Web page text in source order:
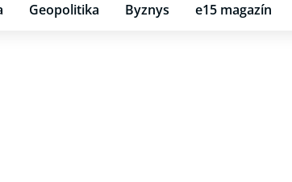
Geopolitika Byznys e15 magazín